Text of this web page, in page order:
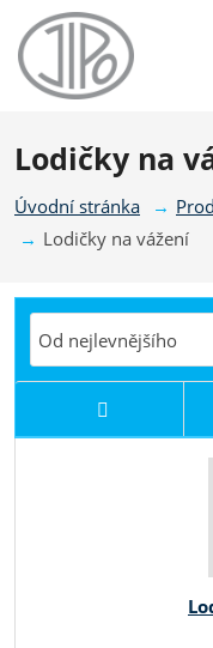
Lodičky na
Úvodní stránka
Lodičky na vážení
Od nejlevnějšího